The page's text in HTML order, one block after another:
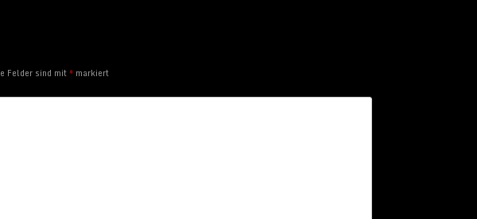
Felder sind mit* markiert